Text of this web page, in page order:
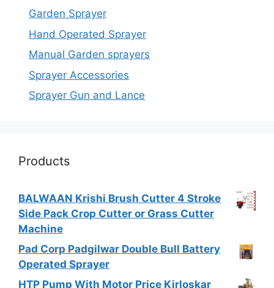
Garden Sprayer
Hand Operated Sprayer
Manual Garden sprayers
Sprayer Accessories
Sprayer Gun and Lance
Products
BALWAAN Krishi Brush Cutter 4 Stroke
Side Pack Crop Cutter or Grass Cutter
Machine
Pad Corp Padgilwar Double Bull Battery
Operated Sprayer
HTP Pump With Motor Price Kirloskar